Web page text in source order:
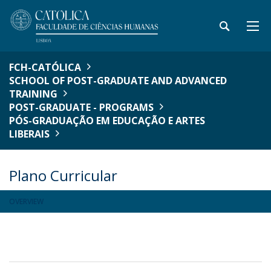
FCH-CATÓLICA
SCHOOL OF POST-GRADUATE AND ADVANCED
TRAINING
POST-GRADUATE - PROGRAMS
PÓS-GRADUAÇÃO EM EDUCAÇÃO E ARTES
LIBERAIS
Plano Curricular